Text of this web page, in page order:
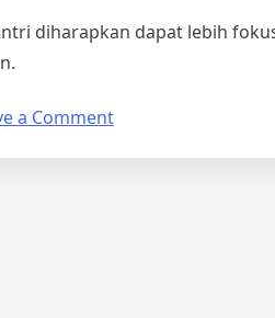
diharapkan dapat lebih
a Commenton